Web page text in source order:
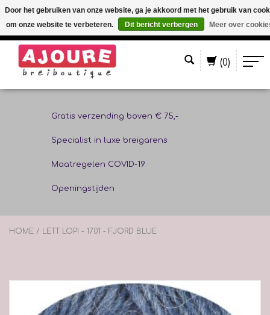
(0)
Gratis verzending boven € 75,-
Specialist in luxe breigarens
Maatregelen COVID-19
Openingstijden
HOME / LETT LOPI - 1701 - FJORD BLUE
Door het gebruiken van onze website, ga je akkoord met het gebruik van
om onze website te verbeteren.
Dit bericht verbergen Meer over